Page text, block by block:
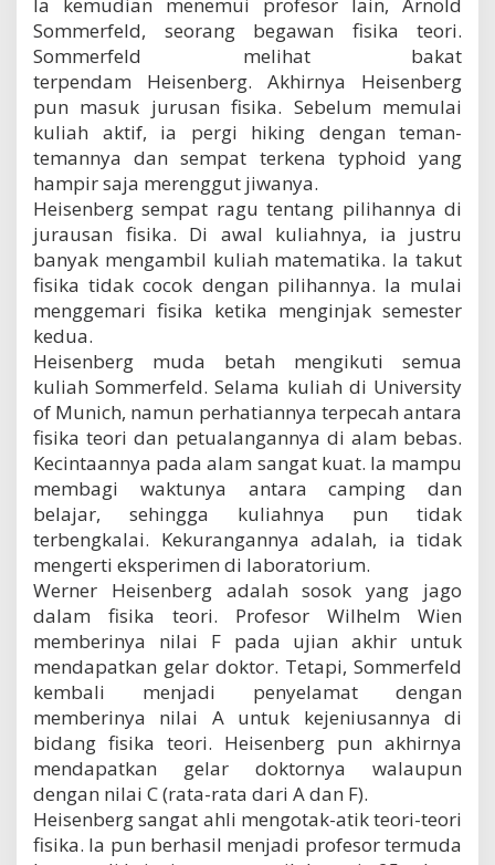
Ia kemudian menemui profesor lain, Arnold
Sommerfeld, seorang begawan fisika teori.
Sommerfeld melihat bakat
terpendam Heisenberg. Akhirnya Heisenberg
pun masuk jurusan fisika. Sebelum memulai
kuliah aktif, ia pergi hiking dengan teman-
temannya dan sempat terkena typhoid yang
hampir saja merenggut jiwanya.
Heisenberg sempat ragu tentang pilihannya di
jurausan fisika. Di awal kuliahnya, ia justru
banyak mengambil kuliah matematika. Ia takut
fisika tidak cocok dengan pilihannya. Ia mulai
menggemari fisika ketika menginjak semester
kedua.
Heisenberg muda betah mengikuti semua
kuliah Sommerfeld. Selama kuliah di University
of Munich, namun perhatiannya terpecah antara
fisika teori dan petualangannya di alam bebas.
Kecintaannya pada alam sangat kuat. Ia mampu
membagi waktunya antara camping dan
belajar, sehingga kuliahnya pun tidak
terbengkalai. Kekurangannya adalah, ia tidak
mengerti eksperimen di laboratorium.
Werner Heisenberg adalah sosok yang jago
dalam fisika teori. Profesor Wilhelm Wien
memberinya nilai F pada ujian akhir untuk
mendapatkan gelar doktor. Tetapi, Sommerfeld
kembali menjadi penyelamat dengan
memberinya nilai A untuk kejeniusannya di
bidang fisika teori. Heisenberg pun akhirnya
mendapatkan gelar doktornya walaupun
dengan nilai C (rata-rata dari A dan F).
Heisenberg sangat ahli mengotak-atik teori-teori
fisika. Ia pun berhasil menjadi profesor termuda